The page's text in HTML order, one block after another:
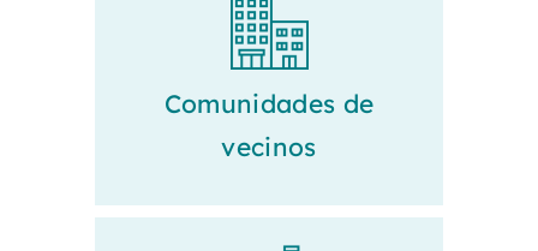
Comunidades de
vecinos